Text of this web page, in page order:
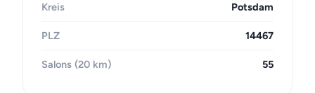
Kreis Potsdam
PLZ 14467
Salons (20 km) 55